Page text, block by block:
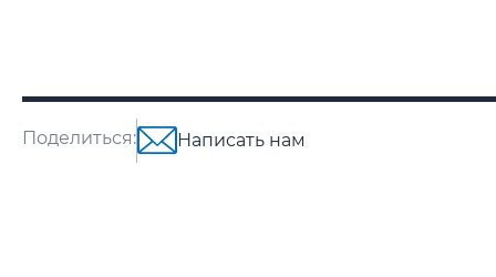
Поделиться: Написать нам